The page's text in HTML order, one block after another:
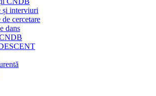
și interviuri
de cercetare
dans